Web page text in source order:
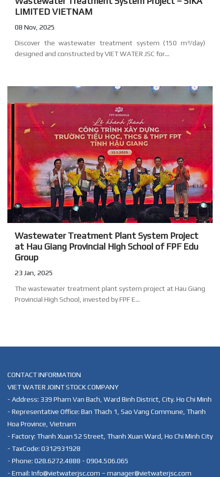
LIMITED VIETNAM
08 Nov, 2025
Discover the wastewater treatment system (150 m³/day)
designed and constructed by VIET WATER JSC for...
Wastewater Treatment Plant System Project
at Hau Giang Provincial High School of FPF Edu
Group
23 Jan, 2025
The wastewater treatment plant system project at Hau Giang
Provincial High School, invested by FPF E...
CONTACT INFORMATION
VIET WATER JOINT STOCK COMPANY
- Address: 339 Pham Van Bach, Ward Binh District, City. Ho Chi Minh
- Representative Office: Ban Thach 1, Sao Vang Commune, Thanh
Hoa Province, Vietnam
- Factory: Thanh Xuan 52 Street, Thanh Xuan Ward, Ho Chi Minh City
- TaxCode: 0312931928
- Phone: 028.6272.4888 - 0904.506.065
- Email: Info@vietwaterjsc.com – manager@vietwaterjsc.com